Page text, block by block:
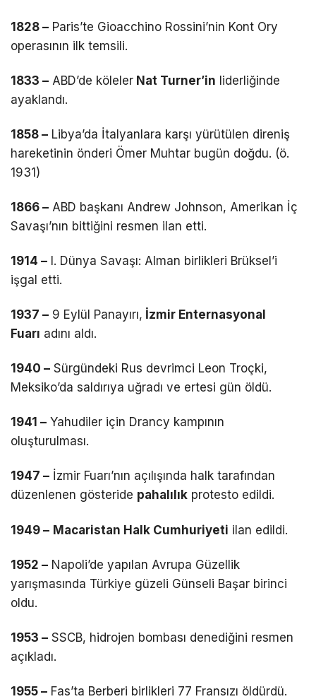
1828 – Paris’te Gioacchino Rossini’nin Kont Ory
operasının ilk temsili.
1833 – ABD’de köleler Nat Turner’in liderliğinde
ayaklandı.
1858 – Libya’da İtalyanlara karşı yürütülen direniş
hareketinin önderi Ömer Muhtar bugün doğdu. (ö.
1931)
1866 – ABD başkanı Andrew Johnson, Amerikan İç
Savaşı’nın bittiğini resmen ilan etti.
1914 – I. Dünya Savaşı: Alman birlikleri Brüksel’i
işgal etti.
1937 – 9 Eylül Panayırı, İzmir Enternasyonal
Fuarı adını aldı.
1940 – Sürgündeki Rus devrimci Leon Troçki,
Meksiko’da saldırıya uğradı ve ertesi gün öldü.
1941 – Yahudiler için Drancy kampının
oluşturulması.
1947 – İzmir Fuarı’nın açılışında halk tarafından
düzenlenen gösteride pahalılık protesto edildi.
1949 – Macaristan Halk Cumhuriyeti ilan edildi.
1952 – Napoli’de yapılan Avrupa Güzellik
yarışmasında Türkiye güzeli Günseli Başar birinci
oldu.
1953 – SSCB, hidrojen bombası denediğini resmen
açıkladı.
1955 – Fas’ta Berberi birlikleri 77 Fransızı öldürdü.